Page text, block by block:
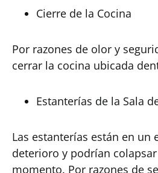
Cierre de la Cocina
Por razones de olor y
cerrar la cocina ubicada
Estanterías de la Sala
Las estanterías están en un
deterioro y podrían
momento. Por razones de